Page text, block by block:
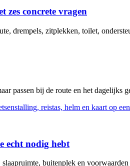
zes concrete vragen
drempels, zitplekken, toilet,
passen bij de route en het dagelijks
echt nodig hebt
buitenplek en